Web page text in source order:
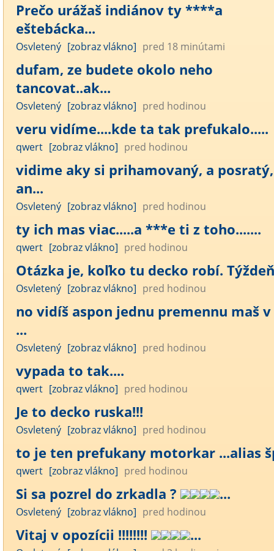
Prečo urážaš indiánov ty ****a
eštebácka...
Osvletený [zobraz vlákno] pred 18 minútami
dufam, ze budete okolo neho
tancovat..ak...
Osvletený [zobraz vlákno] pred hodinou
veru vidíme....kde ta tak prefukalo.....
qwert [zobraz vlákno] pred hodinou
vidime aky si prihamovaný, a posratý,
an...
Osvletený [zobraz vlákno] pred hodinou
ty ich mas viac.....a ***e ti z toho.......
qwert [zobraz vlákno] pred hodinou
Otázka je, koľko tu decko robí.
Osvletený [zobraz vlákno] pred hodinou
no vidíš aspon jednu premennu maš
...
Osvletený [zobraz vlákno] pred hodinou
vypada to tak....
qwert [zobraz vlákno] pred hodinou
Je to decko ruska!!!
Osvletený [zobraz vlákno] pred hodinou
to je ten prefukany motorkar ...alias
qwert [zobraz vlákno] pred hodinou
Si sa pozrel do zrkadla ? ...
Osvletený [zobraz vlákno] pred hodinou
Vitaj v opozícii !!!!!!!! ...